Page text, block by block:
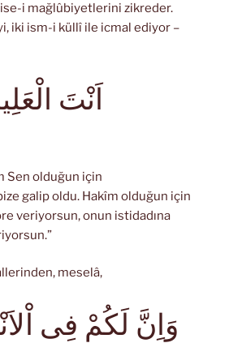
i mağlûbiyetlerini zikreder.
iki ism-i küllî ile icmal ediyor –
Sen olduğun için
galip oldu. Hakîm olduğun için
veriyorsun, onun istidadına
meselâ,
وَاِنَّ لَكُمْ فِى